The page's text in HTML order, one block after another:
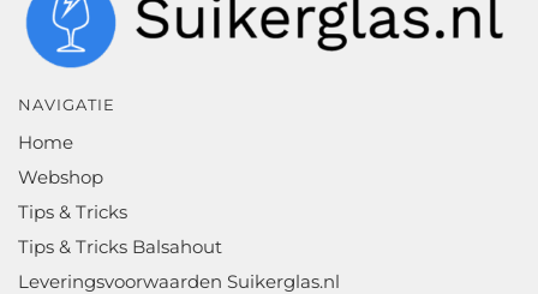
NAVIGATIE
Home
Webshop
Tips & Tricks
Tips & Tricks Balsahout
Leveringsvoorwaarden Suikerglas.nl